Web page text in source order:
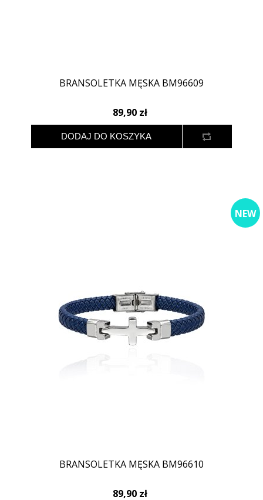
BRANSOLETKA MĘSKA BM96609
89,90 zł
BRANSOLETKA MĘSKA BM96610
NEW
89,90 zł